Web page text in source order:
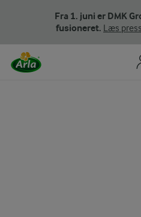
Fra 1. juni er DMK
fusioneret. Læs